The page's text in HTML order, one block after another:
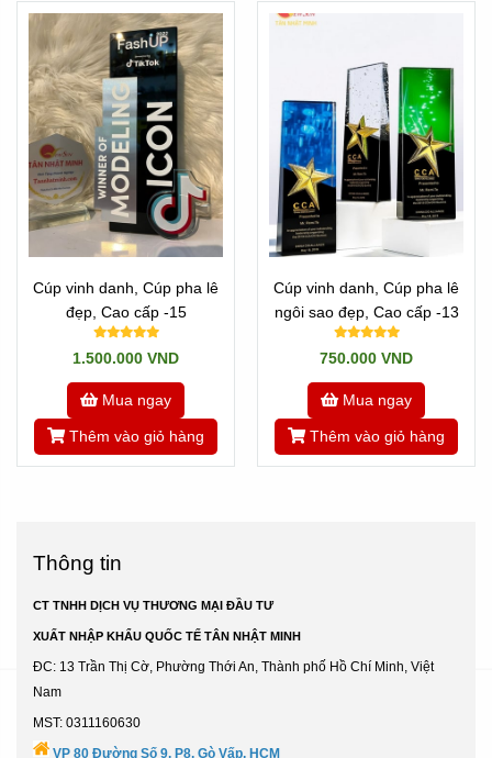
Cúp vinh danh, Cúp pha lê
đẹp, Cao cấp -15
1.500.000 VND
Mua ngay
Thêm vào giỏ hàng
Cúp vinh danh, Cúp pha lê
ngôi sao đẹp, Cao cấp -13
750.000 VND
Mua ngay
Thêm vào giỏ hàng
Thông tin
CT TNHH DỊCH VỤ THƯƠNG MẠI ĐẦU TƯ
XUẤT NHẬP KHẨU QUỐC TẾ TÂN NHẬT MINH
ĐC: 13 Trần Thị Cờ, Phường Thới An, Thành phố Hồ Chí Minh, Việt
Nam
MST: 0311160630
VP 80 Đường Số 9, P8, Gò Vấp, HCM